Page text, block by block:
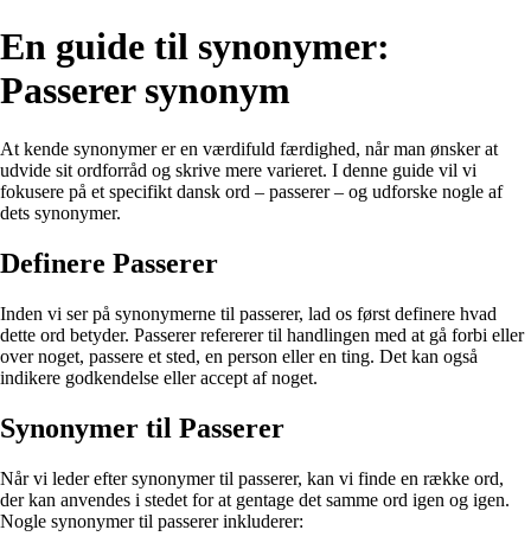
En guide til synonymer:
Passerer synonym
At kende synonymer er en værdifuld færdighed, når man ønsker at
udvide sit ordforråd og skrive mere varieret. I denne guide vil vi
fokusere på et specifikt dansk ord – passerer – og udforske nogle af
dets synonymer.
Definere Passerer
Inden vi ser på synonymerne til passerer, lad os først definere hvad
dette ord betyder. Passerer refererer til handlingen med at gå forbi eller
over noget, passere et sted, en person eller en ting. Det kan også
indikere godkendelse eller accept af noget.
Synonymer til Passerer
Når vi leder efter synonymer til passerer, kan vi finde en række ord,
der kan anvendes i stedet for at gentage det samme ord igen og igen.
Nogle synonymer til passerer inkluderer: